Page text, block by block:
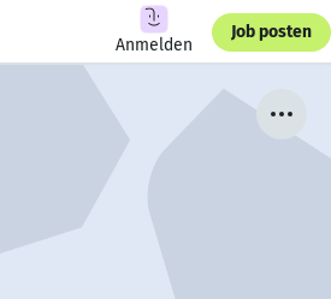
Anmelden
Job posten